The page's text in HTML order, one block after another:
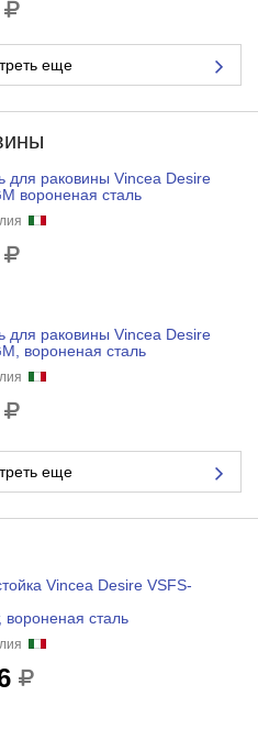
еще
для раковины Vincea Desire
вороненая сталь
для раковины Vincea Desire
вороненая сталь
еще
Vincea Desire VSFS-
вороненая сталь